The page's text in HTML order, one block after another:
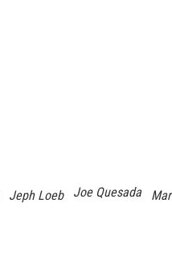
Jeph Loeb Joe Quesada